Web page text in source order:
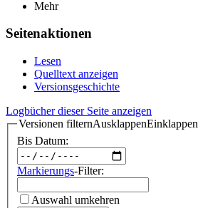
Mehr
Seitenaktionen
Lesen
Quelltext anzeigen
Versionsgeschichte
Logbücher dieser Seite anzeigen
Versionen filternAusklappenEinklappen
Bis Datum:
Markierungs-Filter:
Auswahl umkehren